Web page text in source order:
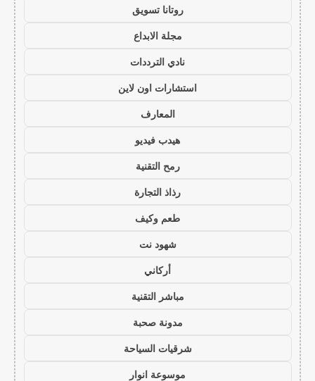
روتانا تسويق
مجلة الابداع
نادي الترددات
استشارات اون لاين
المعارف
هيدب فيديو
رمح التقنية
رذاذ التجارة
طعم وكيف
شهود نت
أركاني
مباشر التقنية
مدونة صحبة
شرقيات السياحة
موسوعة انوار